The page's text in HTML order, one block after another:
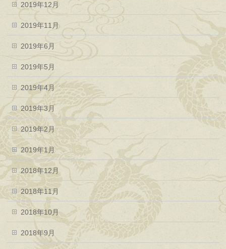
2019年12月
2019年11月
2019年6月
2019年5月
2019年4月
2019年3月
2019年2月
2019年1月
2018年12月
2018年11月
2018年10月
2018年9月